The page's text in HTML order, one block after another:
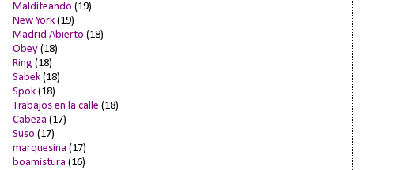
Malditeando (19)
New York (19)
Madrid Abierto (18)
Obey (18)
Ring (18)
Sabek (18)
Spok (18)
Trabajos en la calle (18)
Cabeza (17)
Suso (17)
marquesina (17)
boamistura (16)